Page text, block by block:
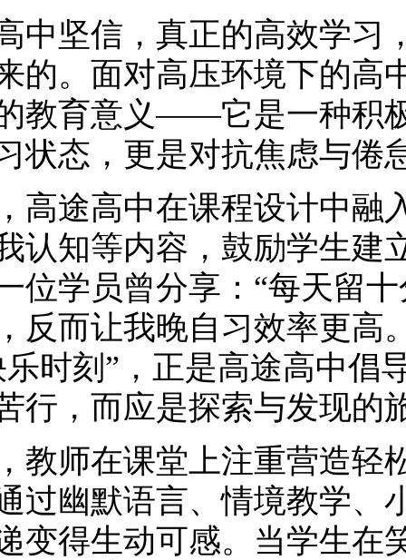
中坚信，真正的高效学习
的。面对高压环境下的高
教育意义——它是一种积
状态，更是对抗焦虑与倦
高途高中在课程设计中融
认知等内容，鼓励学生建
位学员曾分享：“每天留
反而让我晚自习效率更高
乐时刻”，正是高途高中倡
行，而应是探索与发现的
教师在课堂上注重营造轻
过幽默语言、情境教学、
变得生动可感。当学生在